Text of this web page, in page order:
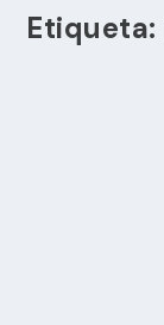
Etiqueta: